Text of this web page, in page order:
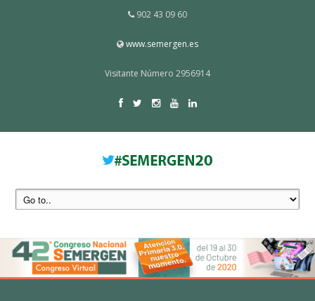
902 43 09 60
www.semergen.es
Visitante Número 2956914